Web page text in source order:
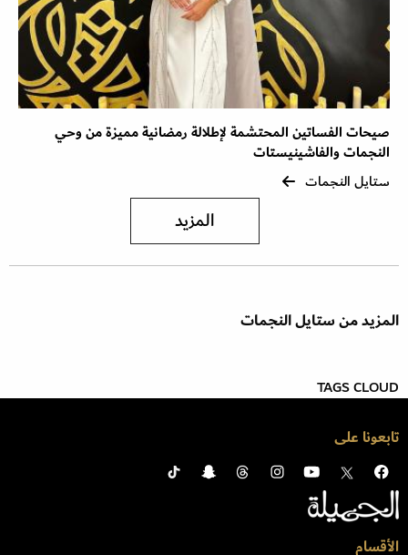
صيحات الفساتين المحتشمة لإطلالة رمضانية مميزة من وحي
النجمات والفاشينيستات
ستايل النجمات
المزيد
المزيد من ستايل النجمات
TAGS CLOUD
تابعونا على
الأقسام